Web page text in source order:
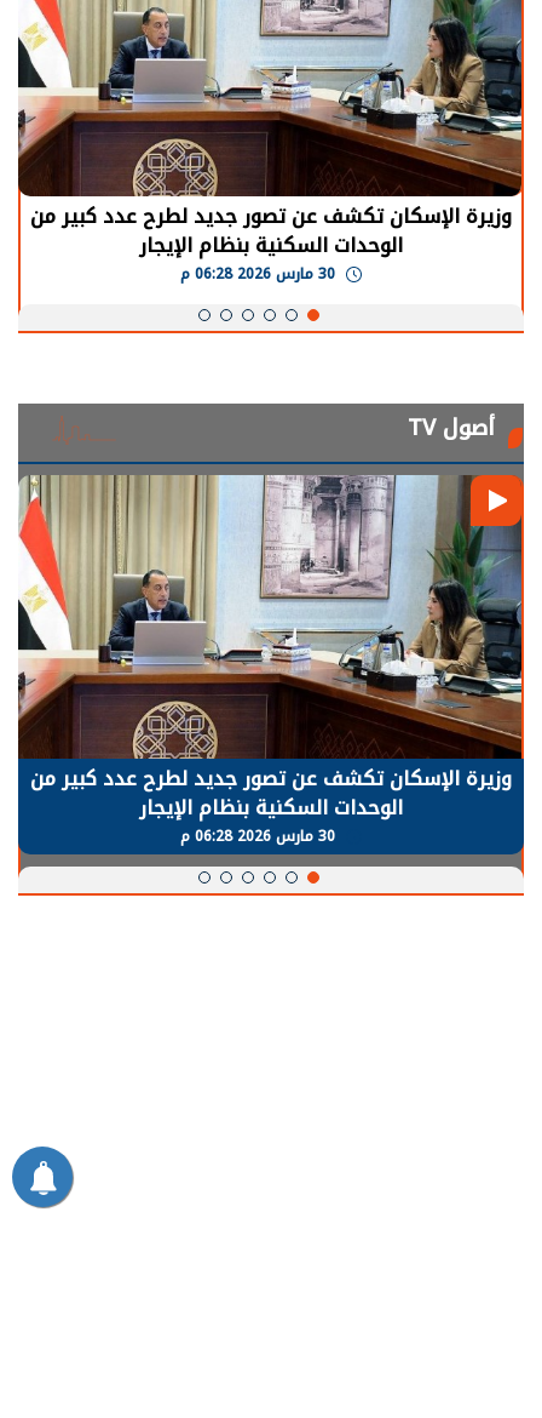
الرئيس السيسي: توقف الأنشطة في قطاع الطاقة
يحتاج إلى سنوات لعودة معدلات الإنتاج الطبيعية
أصول TV
الرئيس السيسي: توقف الأنشطة في قطاع الطاقة
يحتاج إلى سنوات لعودة معدلات الإنتاج الطبيعية